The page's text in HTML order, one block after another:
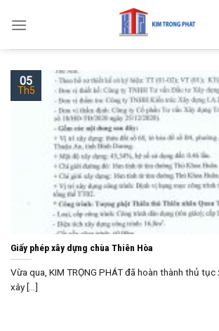
Giấy phép xây dựng chùa Thiên Hòa
Vừa qua, KIM TRỌNG PHÁT đã hoàn thành thủ
xây [...]
05
Th5